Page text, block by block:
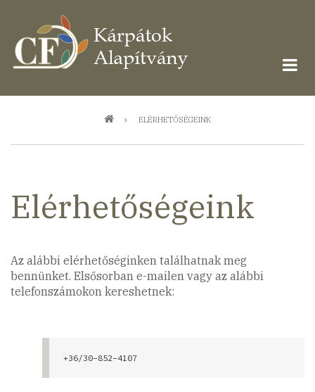
tartalomra
ELÉRHETŐSÉGEINK
Elérhetőségeink
Az alábbi elérhetőséginken találhatnak meg
bennünket. Elsősorban e-mailen vagy az alábbi
telefonszámokon kereshetnek: